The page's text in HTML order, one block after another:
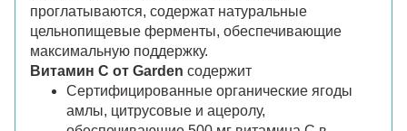
проглатываются, содержат натуральные
цельнопищевые ферменты, обеспечивающие
максимальную поддержку.
Витамин C от Garden содержит
Сертифицированные органические ягоды
амлы, цитрусовые и ацеролу,